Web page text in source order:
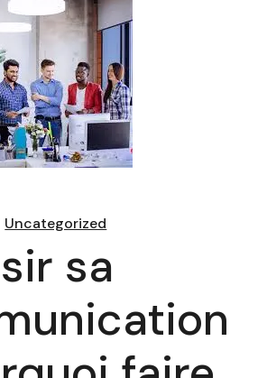
Uncategorized
sa